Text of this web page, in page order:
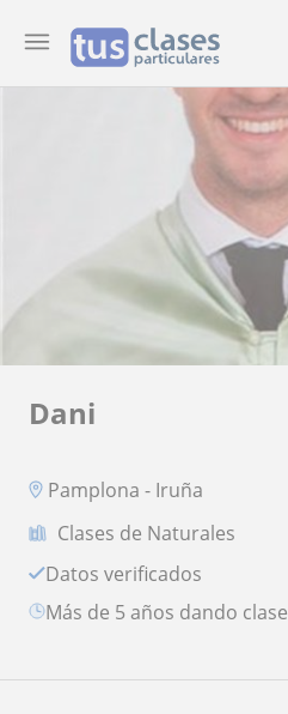
Dani
Pamplona - Iruña
Clases de Naturales
Datos verificados
más de 5 años dando clase